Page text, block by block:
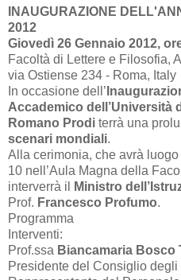
INAUGURAZIONE
2012
Giovedì 26 Gennaio 2012,
Facoltà di Lettere e Filosofia,
via Ostiense 234 - Roma, Italy
In occasione dell’
Accademico dell’Università
Romano Prodi terrà una
scenari mondiali.
Alla cerimonia, che avrà
10 nell’Aula Magna della
interverrà il
Ministro
Prof. Francesco Profumo.
Programma
Interventi:
Prof.ssa Biancamaria Bosco
Presidente del Consiglio degli